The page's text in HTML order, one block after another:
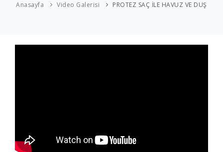
Anasayfa Video Galerisi PROTEZ SAÇ İLE HAVUZ VE DUŞ